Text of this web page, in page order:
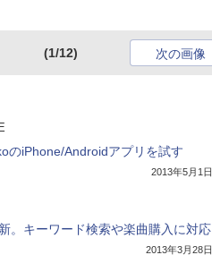
(1/12) 次の画像
のiPhone/Androidアプリを試す
2013年5月1日
。キーワード検索や楽曲購入に対応
2013年3月28日